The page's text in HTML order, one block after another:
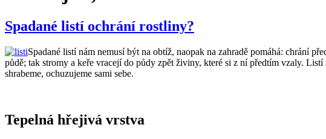
Spadané listí ochrání rostliny?
Spadané listí nám nemusí být na obtíž, naopak na zahradě pomáhá: chrání
půdě; tak stromy a keře vracejí do půdy zpět živiny, které si z ní předtím vzaly.
shrabeme, ochuzujeme sami sebe.
Tepelná hřejivá vrstva